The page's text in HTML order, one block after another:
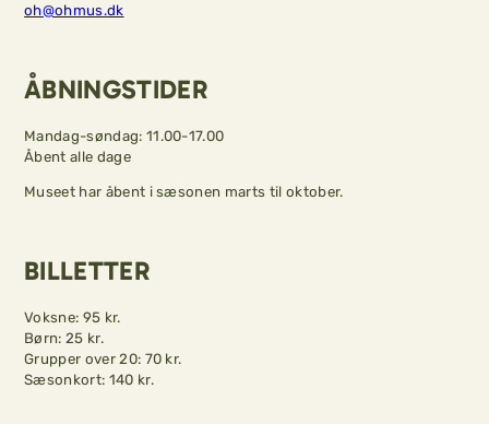
oh@ohmus.dk
ÅBNINGSTIDER
Mandag-søndag: 11.00-17.00
Åbent alle dage
Museet har åbent i sæsonen marts til oktober.
BILLETTER
Voksne: 95 kr.
Børn: 25 kr.
Grupper over 20: 70 kr.
Sæsonkort: 140 kr.